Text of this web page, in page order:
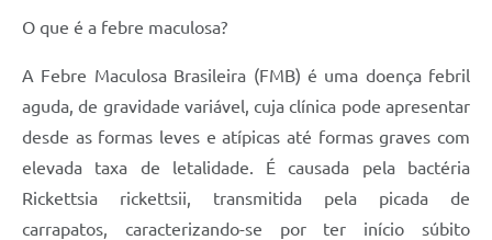
O que é a febre maculosa?
A Febre Maculosa Brasileira (FMB) é uma doença febril
aguda, de gravidade variável, cuja clínica pode apresentar
desde as formas leves e atípicas até formas graves com
elevada taxa de letalidade. É causada pela bactéria
Rickettsia rickettsii, transmitida pela picada de
carrapatos, caracterizando-se por ter início súbito